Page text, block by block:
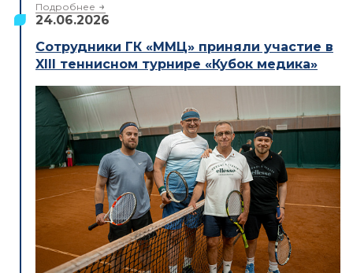
Подробнее
24.06.2026
Сотрудники ГК «ММЦ» приняли участие в
XIII теннисном турнире «Кубок медика»